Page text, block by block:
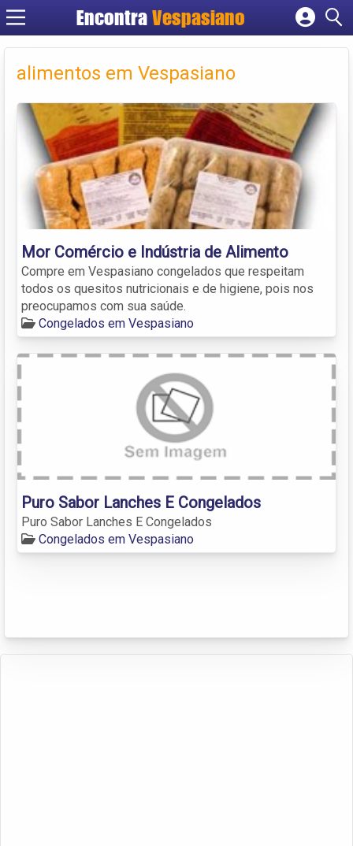
Encontra Vespasiano
Cadastrar empresa
Criar conta
alimentos em Vespasiano
Mor Comércio e Indústria de Alimento
Compre em Vespasiano congelados que respeitam
todos os quesitos nutricionais e de higiene, pois nos
preocupamos com sua saúde.
Congelados em Vespasiano
Puro Sabor Lanches E Congelados
Puro Sabor Lanches E Congelados
Congelados em Vespasiano